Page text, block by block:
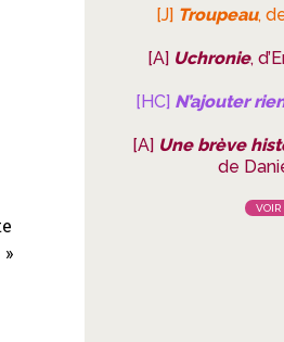
[J] Troupeau,
[A] Uchronie,
[HC] N’ajouter
[A] Une brève
de
VOIR